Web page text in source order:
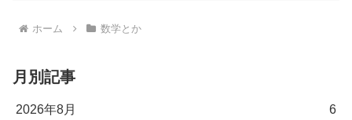
ホーム 数学とか
月別記事
2026年8月 6